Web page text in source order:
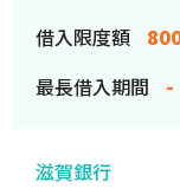
借入限度額
最長借入期間
-
滋賀銀行